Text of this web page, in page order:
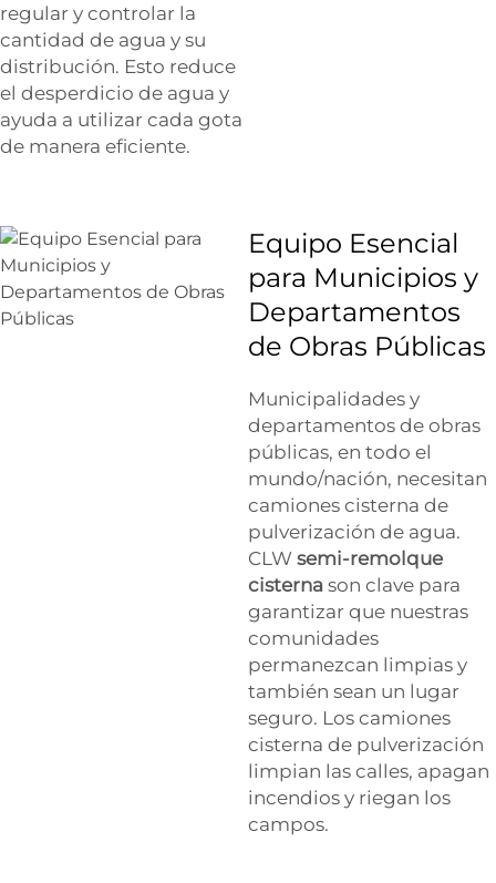
regular y controlar la
cantidad de agua y su
distribución. Esto reduce
el desperdicio de agua y
ayuda a utilizar cada gota
de manera eficiente.
Equipo Esencial
para Municipios y
Departamentos
de Obras Públicas
Municipalidades y
departamentos de obras
públicas, en todo el
mundo/nación, necesitan
camiones cisterna de
pulverización de agua.
CLW semi-remolque
cisterna son clave para
garantizar que nuestras
comunidades
permanezcan limpias y
también sean un lugar
seguro. Los camiones
cisterna de pulverización
limpian las calles, apagan
incendios y riegan los
campos.